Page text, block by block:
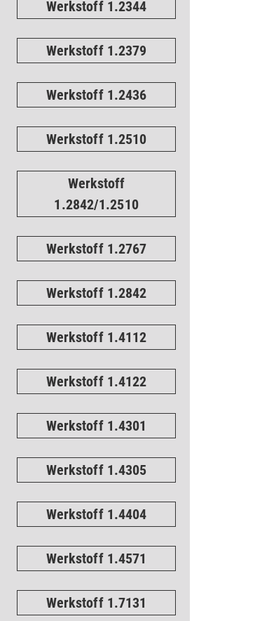
Werkstoff 1.2344
Werkstoff 1.2379
Werkstoff 1.2436
Werkstoff 1.2510
Werkstoff
1.2842/1.2510
Werkstoff 1.2767
Werkstoff 1.2842
Werkstoff 1.4112
Werkstoff 1.4122
Werkstoff 1.4301
Werkstoff 1.4305
Werkstoff 1.4404
Werkstoff 1.4571
Werkstoff 1.7131